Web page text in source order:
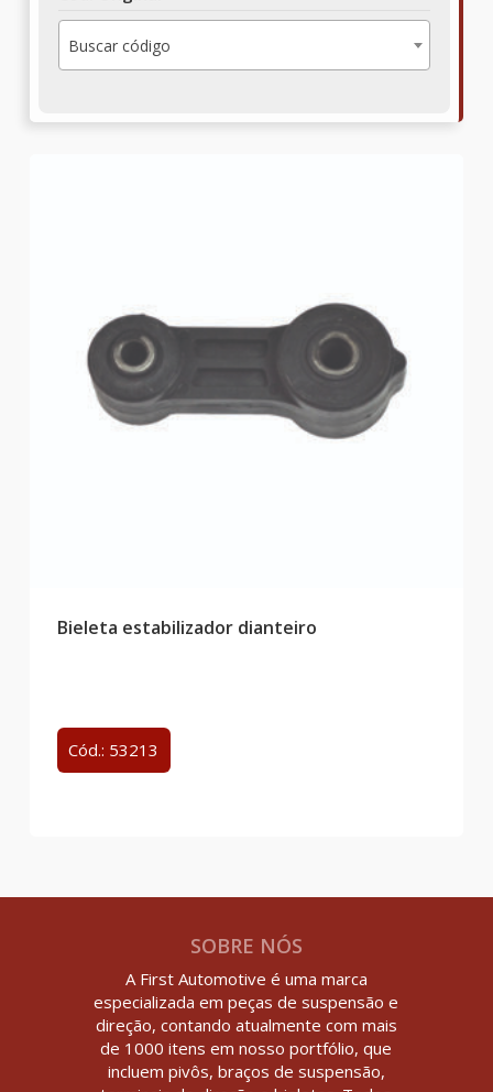
Buscar código
Bieleta estabilizador dianteiro
Cód.: 53213
SOBRE NÓS
A First Automotive é uma marca
especializada em peças de suspensão e
direção, contando atualmente com mais
de 1000 itens em nosso portfólio, que
incluem pivôs, braços de suspensão,